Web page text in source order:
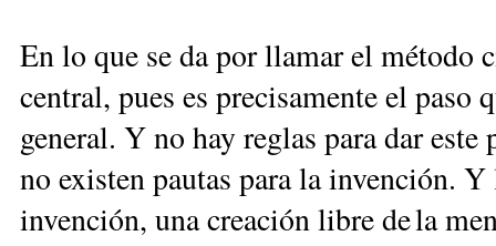
En lo que se da por llamar el
central, pues es precisamente el paso
general. Y no hay reglas para dar este
no existen pautas para la invención.
invención, una creación libre de la